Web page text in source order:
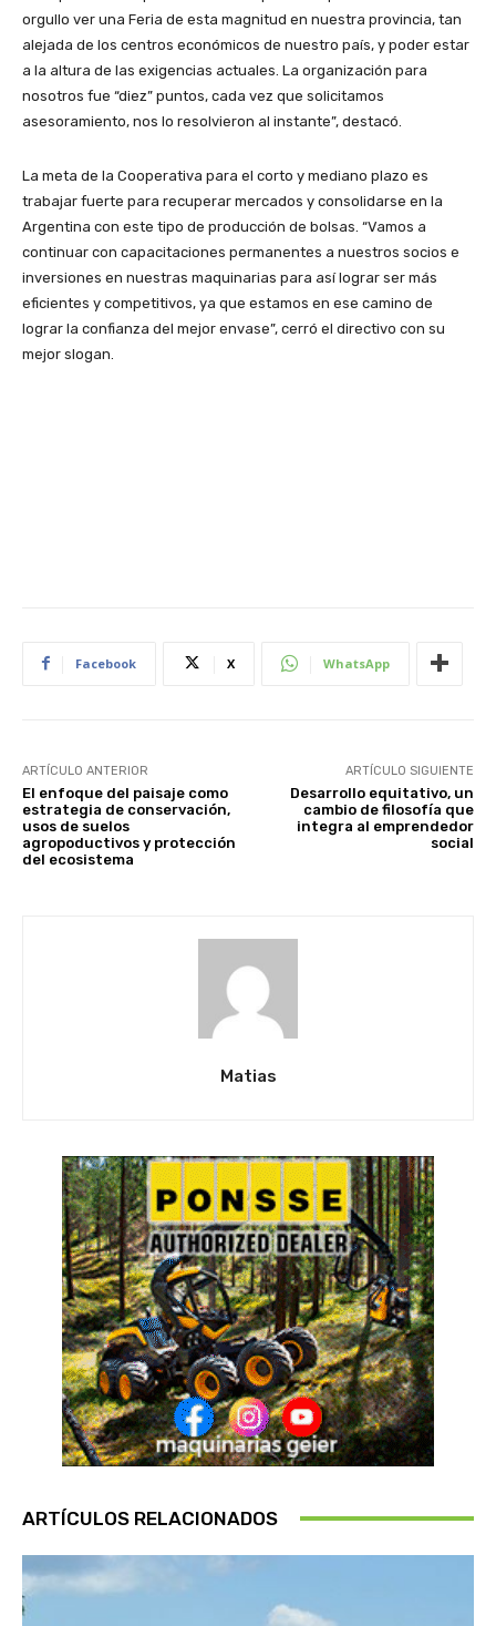
orgullo ver una Feria de esta magnitud en nuestra provincia, tan
alejada de los centros económicos de nuestro país, y poder estar
a la altura de las exigencias actuales. La organización para
nosotros fue “diez” puntos, cada vez que solicitamos
asesoramiento, nos lo resolvieron al instante”, destacó.
La meta de la Cooperativa para el corto y mediano plazo es
trabajar fuerte para recuperar mercados y consolidarse en la
Argentina con este tipo de producción de bolsas. “Vamos a
continuar con capacitaciones permanentes a nuestros socios e
inversiones en nuestras maquinarias para así lograr ser más
eficientes y competitivos, ya que estamos en ese camino de
lograr la confianza del mejor envase”, cerró el directivo con su
mejor slogan.
Facebook X WhatsApp
ARTÍCULO ANTERIOR
El enfoque del paisaje como
estrategia de conservación,
usos de suelos
agropoductivos y protección
del ecosistema
ARTÍCULO SIGUIENTE
Desarrollo equitativo, un
cambio de filosofía que
integra al emprendedor
social
Matias
ARTÍCULOS RELACIONADOS